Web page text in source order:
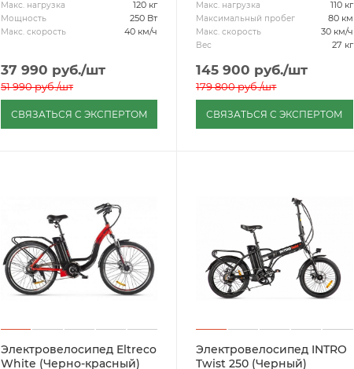
Макс. нагрузка 120 кг
Мощность 250 Вт
Макс. скорость 40 км/ч
37 990 руб./шт
51 990руб./шт
СВЯЗАТЬСЯ С ЭКСПЕРТОМ
Макс. нагрузка 110 кг
Максимальный пробег 80 км
Макс. скорость 30 км/ч
Вес 27 кг
145 900 руб./шт
179 800руб./шт
СВЯЗАТЬСЯ С ЭКСПЕРТОМ
Электровелосипед Eltreco
White (Черно-красный)
Электровелосипед INTRO
Twist 250 (Черный)